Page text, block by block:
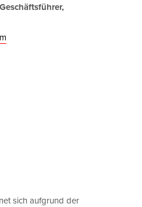
Geschäftsführer,
sich aufgrund der